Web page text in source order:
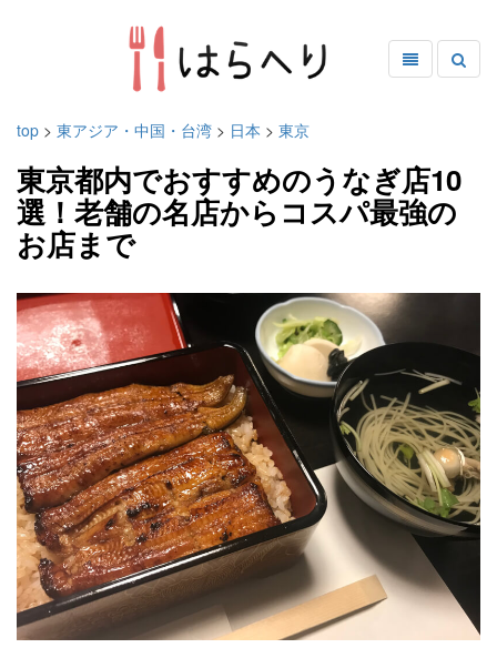
top > 東アジア・中国・台湾 > 日本 > 東京
東京都内でおすすめのうなぎ店10
選！老舗の名店からコスパ最強の
お店まで